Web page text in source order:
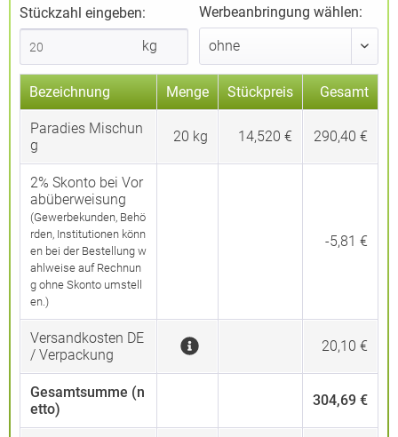
Stückzahl eingeben:
kg
Werbeanbringung wählen:
Bezeichnung Menge Stückpreis Gesamt
Paradies Mischun
g
20 kg 14,520 € 290,40 €
2% Skonto bei Vor
abüberweisung
(Gewerbekunden, Behö
rden, Institutionen könn
en bei der Bestellung w
ahlweise auf Rechnun
g ohne Skonto umstell
en.)
-5,81 €
Versandkosten DE
/ Verpackung
20,10 €
Gesamtsumme (n
etto)
304,69 €